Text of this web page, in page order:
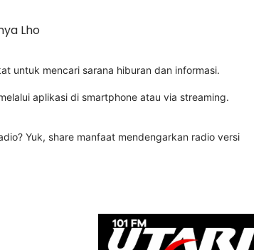
Lho
untuk mencari sarana hiburan dan informasi.
aplikasi di smartphone atau via streaming.
Yuk, share manfaat mendengarkan radio versi